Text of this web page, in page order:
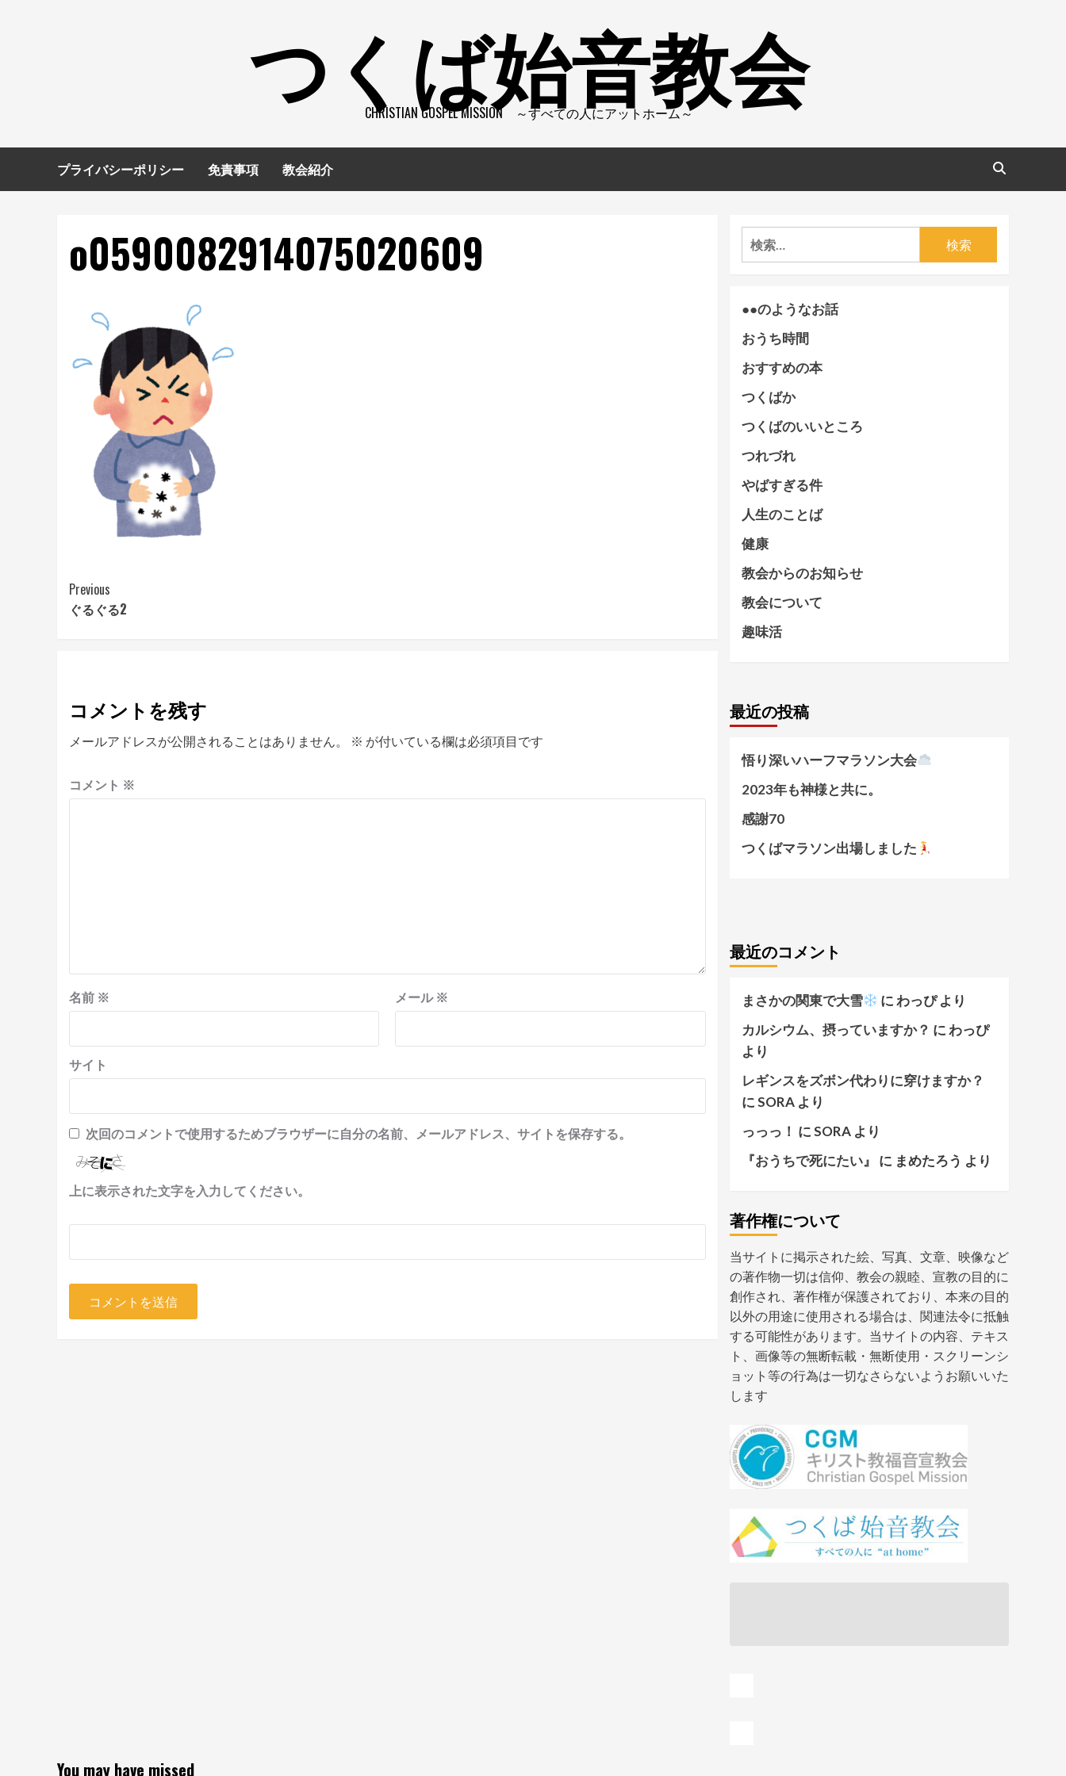
キ
プ
つくば始音教会
CHRISTIAN GOSPEL MISSION ～すべての人にアットホーム～
プライバシーポリシー 免責事項 教会紹介
o0590082914075020609
Continue
Reading
Previous
ぐるぐる2
コメントを残す
メールアドレスが公開されることはありません。 ※ が付いている欄は必須項目です
コメント ※
名前 ※ メール ※
サイト
次回のコメントで使用するためブラウザーに自分の名前、メールアドレス、サイトを保存する。
上に表示された文字を入力してください。
検
索:
●●のようなお話
おうち時間
おすすめの本
つくばか
つくばのいいところ
つれづれ
やばすぎる件
人生のことば
健康
教会からのお知らせ
教会について
趣味活
最近の投稿
悟り深いハーフマラソン大会
2023年も神様と共に。
感謝70
つくばマラソン出場しました
最近のコメント
まさかの関東で大雪 に わっぴより
カルシウム、摂っていますか？ に わっぴ
より
レギンスをズボン代わりに穿けますか？
にSORAより
っっっ！ にSORAより
『おうちで死にたい』
に まめたろう より
著作権について
当サイトに掲示された絵、写真、文章、映像など
の著作物一切は信仰、教会の親睦、宣教の目的に
創作され、著作権が保護されており、本来の目的
以外の用途に使用される場合は、関連法令に抵触
する可能性があります。当サイトの内容、テキス
ト、画像等の無断転載・無断使用・スクリーンシ
ョット等の行為は一切なさらないようお願いいた
します
You may have missed